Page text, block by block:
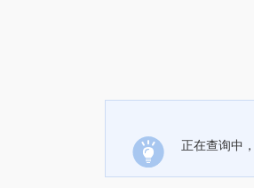
正在查询中